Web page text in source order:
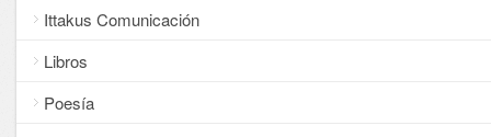
Ittakus Comunicación
Libros
Poesía